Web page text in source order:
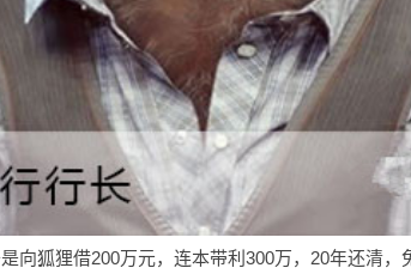
向狐狸借200万元，连本带利300万，20年还清，